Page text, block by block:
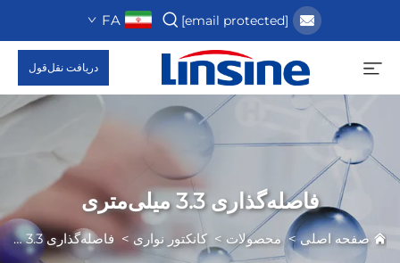
[email protected]
FA
دریافت نقل‌قول
فاصله‌گذاری 3.3 میلی‌متری
صفحه اصلی> محصولات >کانکتور نواری > فاصله‌گذاری 3.3 میلی‌متری